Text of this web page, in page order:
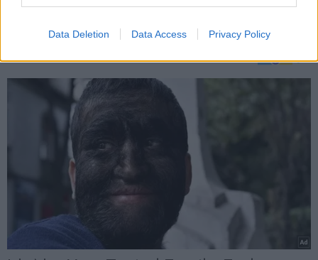
Data Deletion Data Access Privacy Policy